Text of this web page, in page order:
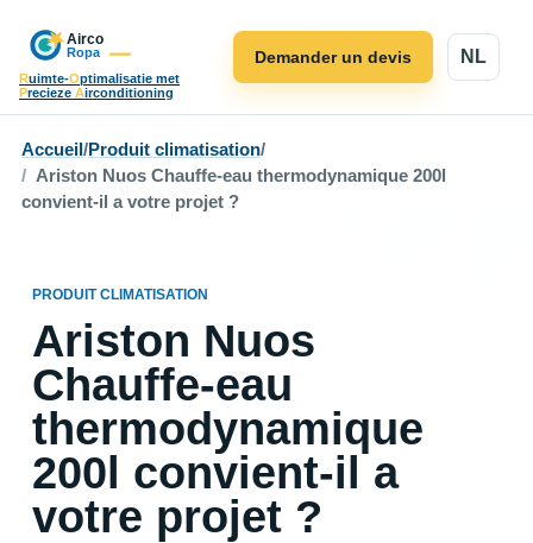
Ruimte-Optimalisatie met
Precieze Airconditioning
NL
Demander un devis
Accueil /Produit climatisation/
Ariston Nuos Chauffe-eau thermodynamique 200l
convient-il a votre projet ?
PRODUIT CLIMATISATION
Ariston Nuos
Chauffe-eau
thermodynamique
200l convient-il a
votre projet ?